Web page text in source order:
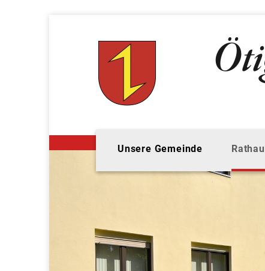
Unsere Gemeinde